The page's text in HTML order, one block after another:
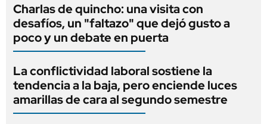
Charlas de quincho: una visita con
desafíos, un "faltazo" que dejó gusto a
poco y un debate en puerta
La conflictividad laboral sostiene la
tendencia a la baja, pero enciende luces
amarillas de cara al segundo semestre